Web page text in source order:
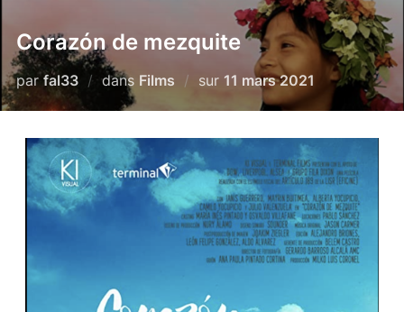
Corazón de mezquite
par fal33 dans Films sur 11 mars 2021